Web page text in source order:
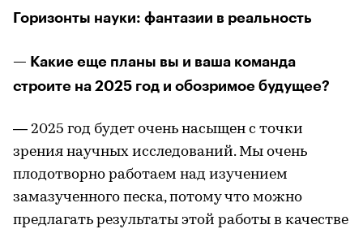
Горизонты науки: фантазии в реальность
— Какие еще планы вы и ваша команда
строите на 2025 год и обозримое будущее?
— 2025 год будет очень насыщен с точки
зрения научных исследований. Мы очень
плодотворно работаем над изучением
замазученного песка, потому что можно
предлагать результаты этой работы в качестве